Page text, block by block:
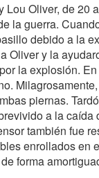
Oliver, de 20
la guerra.
debido a la
y la
la explosión.
piernas.
a la
también fue
enrollados en
forma